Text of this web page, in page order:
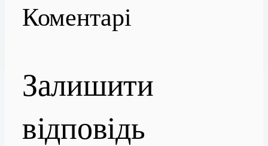
Коментарі
Залишити
відповідь